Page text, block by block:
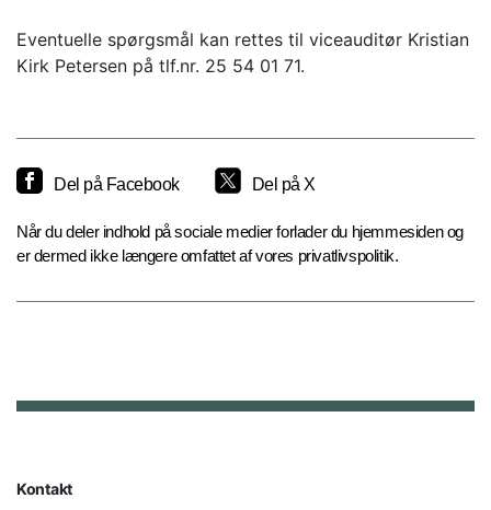
Eventuelle spørgsmål kan rettes til viceauditør Kristian
Kirk Petersen på tlf.nr. 25 54 01 71.
Del på Facebook Del på X
Når du deler indhold på sociale medier forlader du hjemmesiden og
er dermed ikke længere omfattet af vores privatlivspolitik.
Kontakt